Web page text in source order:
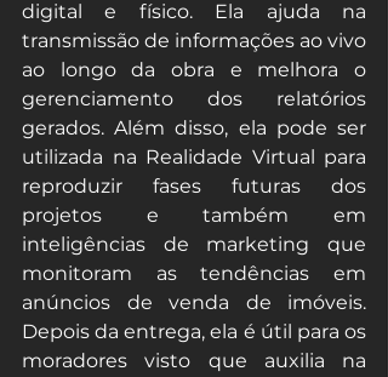
digital e físico. Ela ajuda na
transmissão de informações ao vivo
ao longo da obra e melhora o
gerenciamento dos relatórios
gerados. Além disso, ela pode ser
utilizada na Realidade Virtual para
reproduzir fases futuras dos
projetos e também em
inteligências de marketing que
monitoram as tendências em
anúncios de venda de imóveis.
Depois da entrega, ela é útil para os
moradores visto que auxilia na